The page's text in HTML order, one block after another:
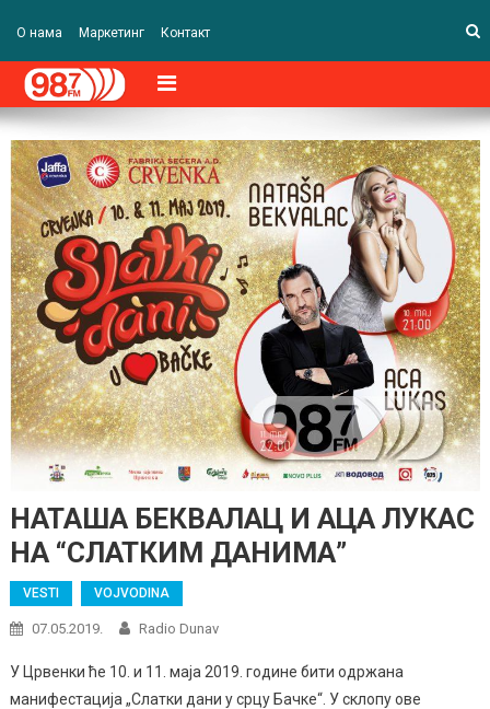
О нама Маркетинг Контакт
НАТАША БЕКВАЛАЦ И АЦА ЛУКАС
НА “СЛАТКИМ ДАНИМА”
VESTI VOJVODINA
07.05.2019. Radio Dunav
У Црвенки ће 10. и 11. маја 2019. године бити одржана
манифестација „Слатки дани у срцу Бачке“. У склопу ове